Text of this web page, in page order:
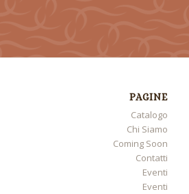
PAGINE
Catalogo
Chi Siamo
Coming Soon
Contatti
Eventi
Eventi